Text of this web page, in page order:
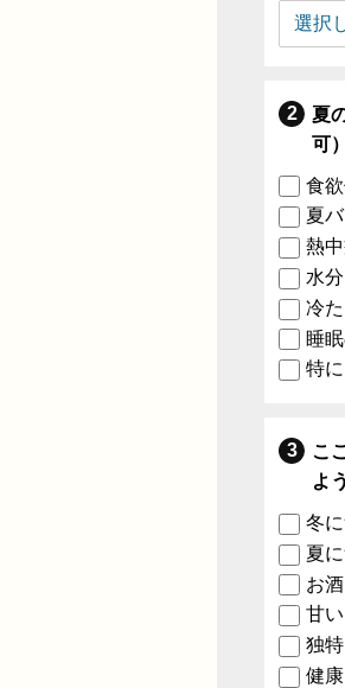
夏
可）
食
夏
熱
水
冷
睡
特
こ
よ
冬
夏
お
甘
独
健